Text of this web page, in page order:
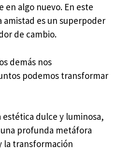
en algo nuevo. En este
amistad es un superpoder
de cambio.
demás nos
podemos transformar
estética dulce y luminosa,
profunda metáfora
la transformación